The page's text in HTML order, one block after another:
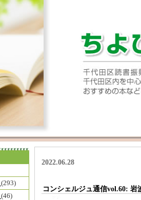
(293)
(46)
2022.06.28
コンシェルジュ通信vol.60: